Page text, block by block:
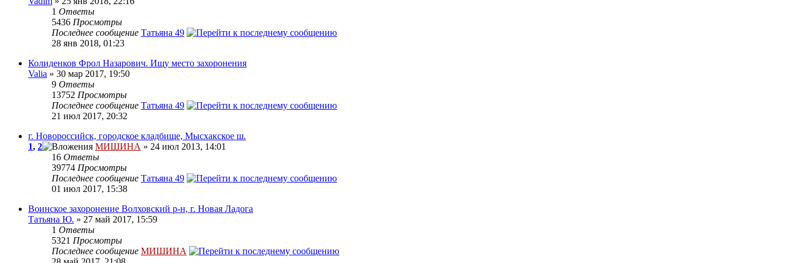
1 Ответы
5436 Просмотры
Последнее сообщение Татьяна 49
28 янв 2018, 01:23
Колиденков Фрол Назарович. Ищу место захоронения
Valia » 30 мар 2017, 19:50
9 Ответы
13752 Просмотры
Последнее сообщение Татьяна 49
21 июл 2017, 20:32
г. Новороссийск, городское кладбище, Мысхакское ш.
1, 2 МИШИНА » 24 июл 2013, 14:01
16 Ответы
39774 Просмотры
Последнее сообщение Татьяна 49
01 июл 2017, 15:38
Воинское захоронение Волховский р-н, г. Новая Ладога
Татьяна Ю. » 27 май 2017, 15:59
1 Ответы
5321 Просмотры
Последнее сообщение МИШИНА